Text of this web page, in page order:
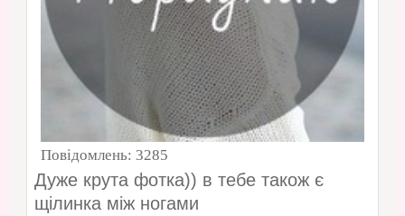
Повідомлень: 3285
Дуже крута фотка)) в тебе також є
щілинка між ногами